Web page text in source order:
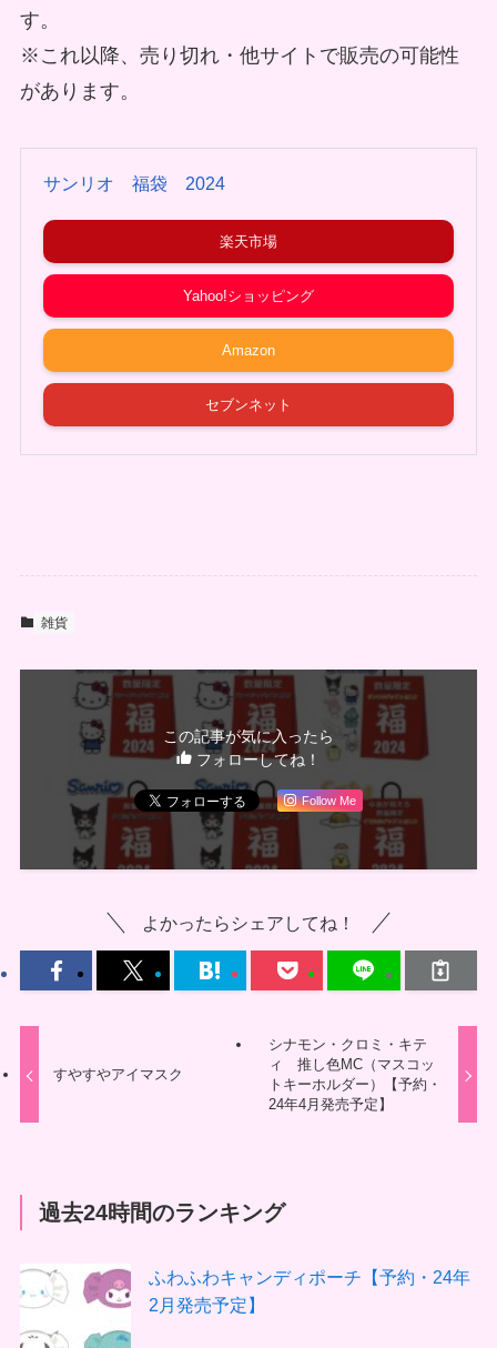
す。
※これ以降、売り切れ・他サイトで販売の可能性
があります。
サンリオ 福袋 2024
楽天市場
Yahoo!ショッピング
Amazon
セブンネット
雑貨
この記事が気に入ったら
フォローしてね！
Follow Me
よかったらシェアしてね！
すやすやアイマスク
シナモン・クロミ・キテ
ィ 推し色MC（マスコッ
トキーホルダー）【予約・
24年4月発売予定】
過去24時間のランキング
ふわふわキャンディポーチ【予約・24年
2月発売予定】